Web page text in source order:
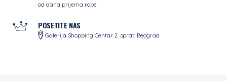
od dana prijema robe
POSETITE NAS
Galerija Shopping Centar 2. sprat, Beograd